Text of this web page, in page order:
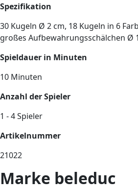
Spezifikation
30 Kugeln Ø 2 cm, 18 Kugeln in 6
großes Aufbewahrungsschälchen Ø
Spieldauer in Minuten
10 Minuten
Anzahl der Spieler
1 - 4 Spieler
Artikelnummer
21022
Marke beleduc